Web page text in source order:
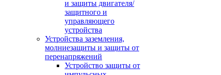
и защиты двигателя/
защитного и
управляющего
устройства
Устройства заземления,
молниезащиты и защиты от
перенапряжений
Устройство защиты от